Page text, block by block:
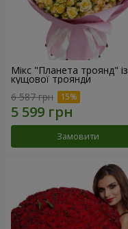
Мікс "Планета троянд"
кущової троянди
6 587 грн
Замовити